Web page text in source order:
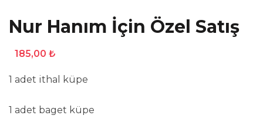
Nur Hanım İçin Özel Satış
185,00 ₺
1 adet ithal küpe
1 adet baget küpe